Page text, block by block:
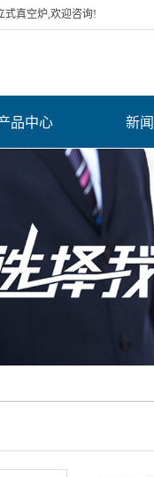
式真空炉,欢迎咨询!
品中心
水解煅烧炉
器
网带式超声
波清洗机
江导热油炉
江辐射管
带炉 烘道
烘箱
三甘醇清洗
热器
空清洗炉
新
公
行
常